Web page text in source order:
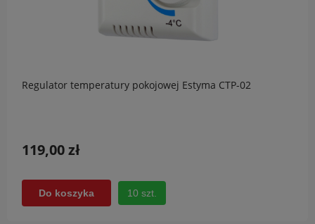
Regulator temperatury pokojowej Estyma CTP-02
119,00 zł
Do koszyka 10 szt.